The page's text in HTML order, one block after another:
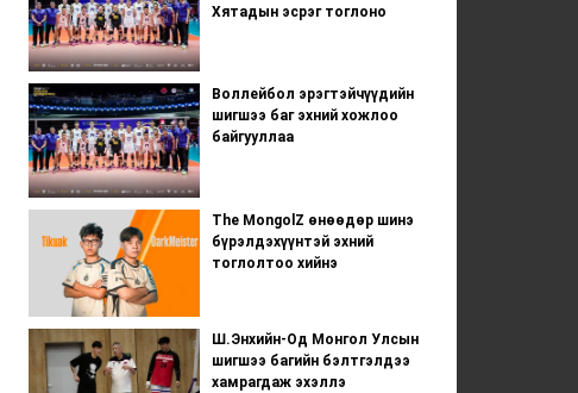
Хятадын эсрэг тоглоно
Воллейбол эрэгтэйчүүдийн
шигшээ баг эхний хожлоо
байгууллаа
The MongolZ өнөөдөр шинэ
бүрэлдэхүүнтэй эхний
тоглолтоо хийнэ
Ш.Энхийн-Од Монгол Улсын
шигшээ багийн бэлтгэлдээ
хамрагдаж эхэллэ